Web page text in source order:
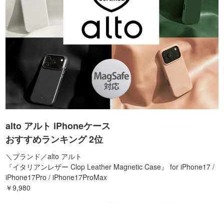
alto アルト iPhoneケース
おすすめランキング 2位
＼ブランド／alto アルト
『イタリアンレザー Clop Leather Magnetic Case』 for iPhone17 /
iPhone17Pro / iPhone17ProMax
￥9,980